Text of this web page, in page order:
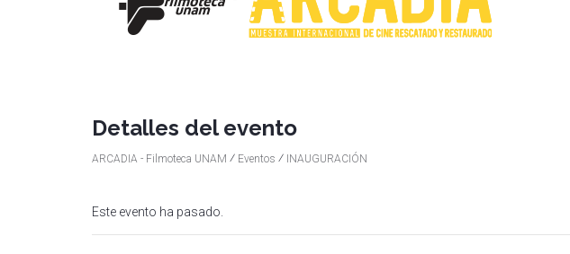
Detalles del evento
ARCADIA - Filmoteca UNAM ⁄ Eventos ⁄ INAUGURACIÓN
Este evento ha pasado.